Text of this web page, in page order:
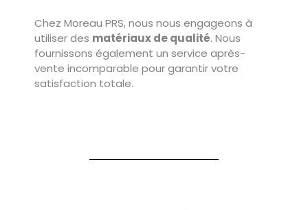
Chez Moreau PRS, nous nous engageons à
utiliser des matériaux de qualité. Nous
fournissons également un service après-
vente incomparable pour garantir votre
satisfaction totale.